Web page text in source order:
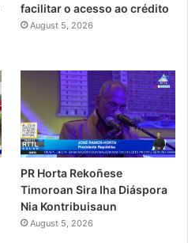
facilitar o acesso ao crédito
August 5, 2026
PR Horta Rekoñese
Timoroan Sira Iha Diáspora
Nia Kontribuisaun
August 5, 2026